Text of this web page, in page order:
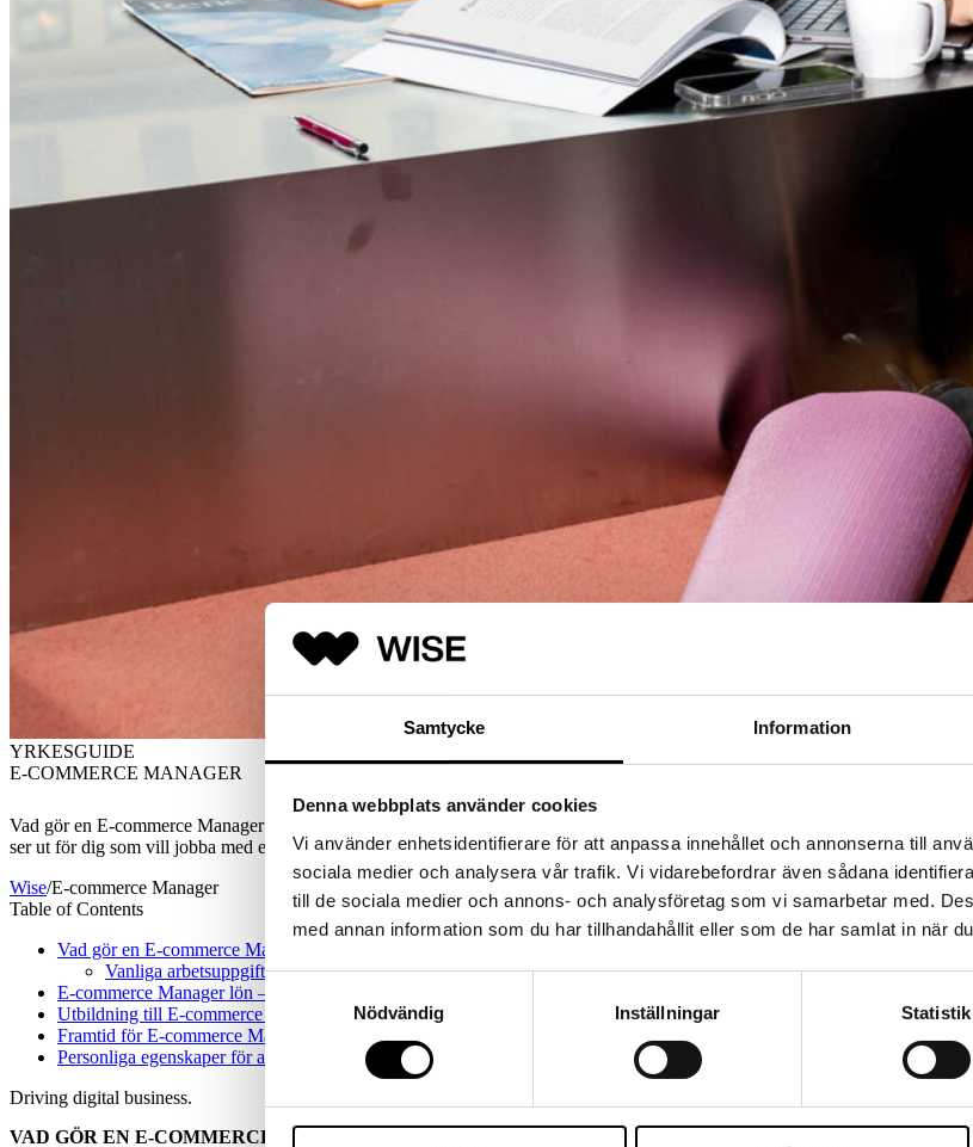
Samtycke Information
Denna webbplats använder cookies
Vi använder enhetsidentifierare för att anpassa innehållet och annonserna till
sociala medier och analysera vår trafik. Vi vidarebefordrar även sådana
till de sociala medier och annons- och analysföretag som vi samarbetar med.
med annan information som du har tillhandahållit eller som de har samlat in när
Samtyckesval
Nödvändig
Inställningar Statistik
YRKESGUIDE
E-COMMERCE MANAGER
Vad gör en E-commerce Manager och varför är rollen så avgörande i dagens digitala landskap? I den här guiden går vi
ser ut för dig som vill jobba med e-handel på strategisk nivå.
Wise/E-commerce Manager
Table of Contents
Vad gör en E-commerce Manager?
Vanliga arbetsuppgifter
E-commerce Manager lön – Vad tjänar man?
Utbildning till E-commerce Manager
Framtid för E-commerce Managers
Personliga egenskaper för att lyckas som E-commerce Manager
Driving digital business.
VAD GÖR EN E-COMMERCE MANAGER?